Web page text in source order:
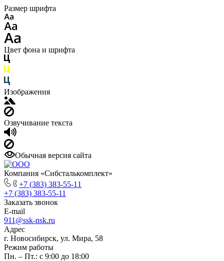
Размер шрифта
Цвет фона и шрифта
Изображения
Озвучивание текста
Обычная версия сайта
Компания «Сибсталькомплект»
+7 (383) 383-55-11
+7 (383) 383-55-11
Заказать звонок
E-mail
911@ssk-nsk.ru
Адрес
г. Новосибирск, ул. Мира, 58
Режим работы
Пн. – Пт.: с 9:00 до 18:00